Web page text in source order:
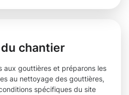
chantier
aux gouttières et préparons les
au nettoyage des gouttières,
spécifiques du site